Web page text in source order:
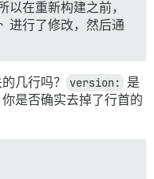
以在重新构建之前，
进行了修改，然后通
几行吗？ version:
是
是否确实去掉了行首的